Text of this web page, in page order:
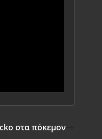
στα πόκεμον